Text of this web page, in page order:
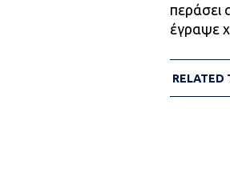
περάσει
έγραψε
RELATED